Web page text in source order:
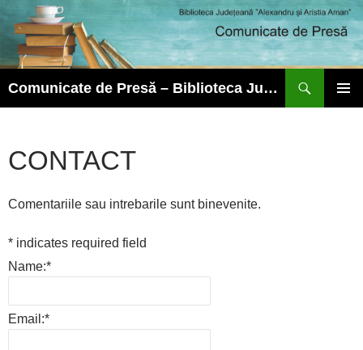
Comunicate de Presă – Biblioteca Județeană ”Alexandru și Aristia Aman”
CONTACT
Comentariile sau intrebarile sunt binevenite.
* indicates required field
Name:*
Email:*